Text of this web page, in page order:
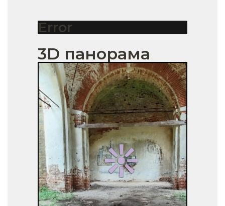
Error
3D панорама